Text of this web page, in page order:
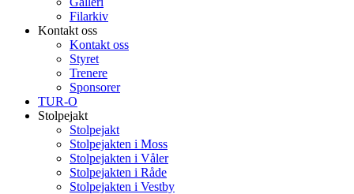
Filarkiv
Kontakt oss
Kontakt oss
Styret
Trenere
Sponsorer
TUR-O
Stolpejakt
Stolpejakt
Stolpejakten i Moss
Stolpejakten i Våler
Stolpejakten i Råde
Stolpejakten i Vestby